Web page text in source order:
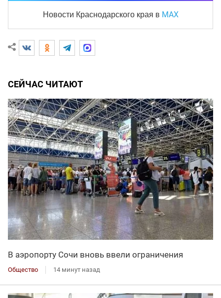
Новости Краснодарского края в MAX
СЕЙЧАС ЧИТАЮТ
В аэропорту Сочи вновь ввели ограничения
Общество 14 минут назад